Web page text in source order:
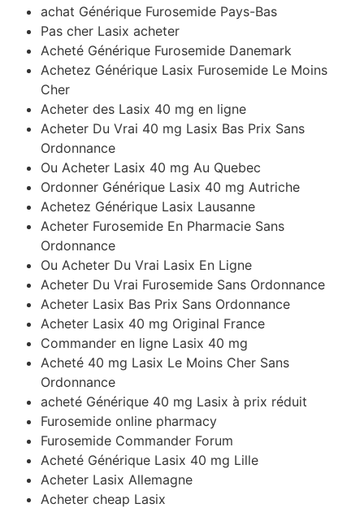
achat Générique Furosemide Pays-Bas
Pas cher Lasix acheter
Acheté Générique Furosemide Danemark
Achetez Générique Lasix Furosemide Le Moins
Cher
Acheter des Lasix 40 mg en ligne
Acheter Du Vrai 40 mg Lasix Bas Prix Sans
Ordonnance
Ou Acheter Lasix 40 mg Au Quebec
Ordonner Générique Lasix 40 mg Autriche
Achetez Générique Lasix Lausanne
Acheter Furosemide En Pharmacie Sans
Ordonnance
Ou Acheter Du Vrai Lasix En Ligne
Acheter Du Vrai Furosemide Sans Ordonnance
Acheter Lasix Bas Prix Sans Ordonnance
Acheter Lasix 40 mg Original France
Commander en ligne Lasix 40 mg
Acheté 40 mg Lasix Le Moins Cher Sans
Ordonnance
acheté Générique 40 mg Lasix à prix réduit
Furosemide online pharmacy
Furosemide Commander Forum
Acheté Générique Lasix 40 mg Lille
Acheter Lasix Allemagne
Acheter cheap Lasix